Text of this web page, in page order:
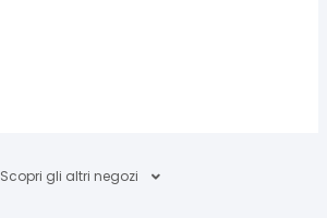
Scopri gli altri negozi